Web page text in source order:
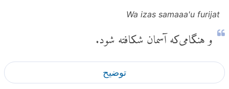
Wa izas samaaa'u furijat
و هنگامی‌که آسمان شکافته شود.
توضیح